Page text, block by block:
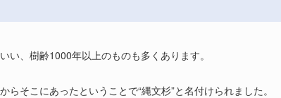
、樹齢1000年以上のものも多くあります。
そこにあったということで“縄文杉”と名付けられました。